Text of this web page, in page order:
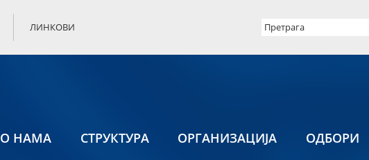
ЛИНКОВИ
О НАМА СТРУКТУРА ОРГАНИЗАЦИЈА ОДБОРИ